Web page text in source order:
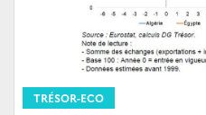
TRÉSOR-ECO